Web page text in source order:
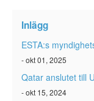
Inlägg
ESTA:s
- okt 01, 2025
Qatar anslutet till
- okt 15, 2024